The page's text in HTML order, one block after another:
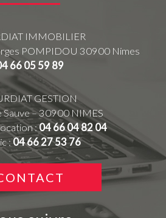
IMMOBILIER
POMPIDOU 30900 Nimes
66 05 59 89
GESTION
Sauve – 30900 NIMES
:04 66 04 82 04
:04 66 27 53 76